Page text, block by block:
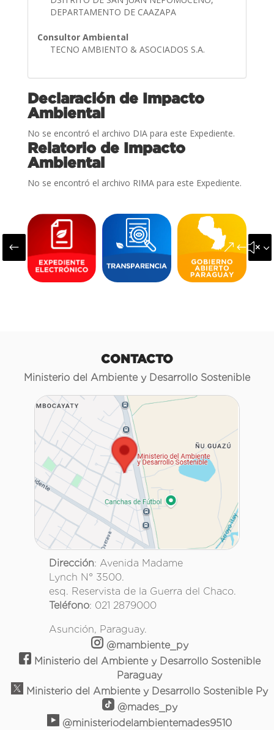
DEPARTAMENTO DE CAAZAPA
Consultor Ambiental
TECNO AMBIENTO & ASOCIADOS S.A.
Declaración de Impacto
Ambiental
No se encontró el archivo DIA para este Expediente.
Relatorio de Impacto
Ambiental
No se encontró el archivo RIMA para este Expediente.
#
CONTACTO
Ministerio del Ambiente y Desarrollo Sostenible
Dirección: Avenida Madame
Lynch N° 3500.
esq. Reservista de la Guerra del Chaco.
Teléfono: 021 2879000
Asunción, Paraguay.
@mambiente_py
Ministerio del Ambiente y Desarrollo Sostenible
Paraguay
Ministerio del Ambiente y Desarrollo Sostenible Py
@mades_py
@ministeriodelambientemades9510